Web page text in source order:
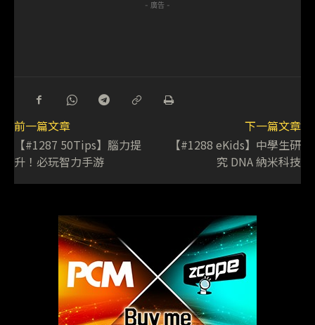
- 廣告 -
前一篇文章
【#1287 50Tips】腦力提
升！必玩智力手游
下一篇文章
【#1288 eKids】中學生研
究 DNA 納米科技